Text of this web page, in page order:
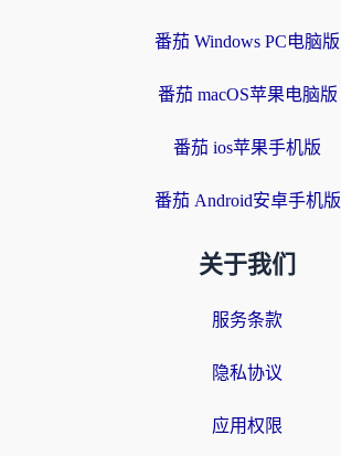
番茄 Windows PC电脑版
番茄 macOS苹果电脑版
番茄 ios苹果手机版
番茄 Android安卓手机版
关于我们
服务条款
隐私协议
应用权限